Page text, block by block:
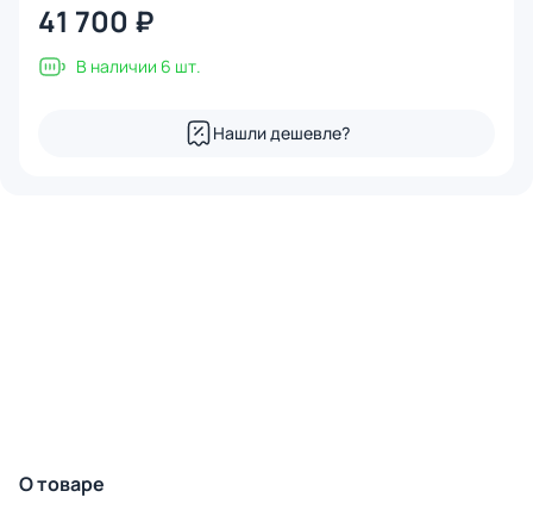
41 700 ₽
В наличии 6 шт.
Нашли дешевле?
О товаре